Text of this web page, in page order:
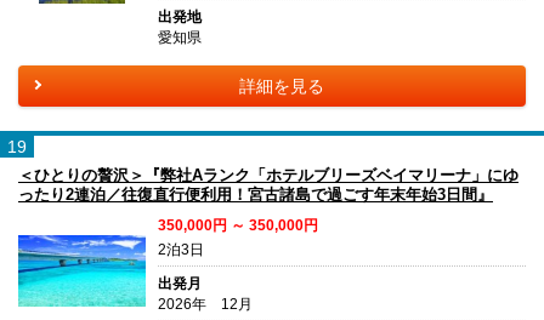
出発地
愛知県
詳細を見る
19
＜ひとりの贅沢＞『弊社Aランク「ホテルブリーズベイマリーナ」にゆ
ったり2連泊／往復直行便利用！宮古諸島で過ごす年末年始3日間』
350,000円 ～ 350,000円
2泊3日
出発月
2026年 12月